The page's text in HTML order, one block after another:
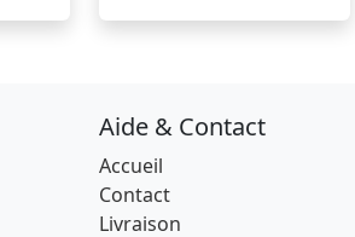
Aide & Contact
Accueil
Contact
Livraison